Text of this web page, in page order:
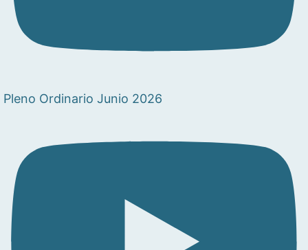
Pleno Ordinario Junio 2026